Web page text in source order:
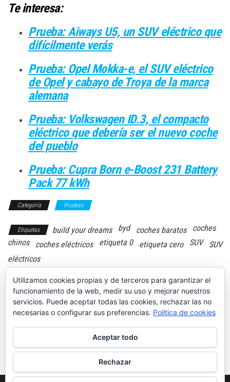
Te interesa:
Prueba: Aiways U5, un SUV eléctrico que
difícilmente verás
Prueba: Opel Mokka-e, el SUV eléctrico
de Opel y cabayo de Troya de la marca
alemana
Prueba: Volkswagen ID.3, el compacto
eléctrico que debería ser el nuevo coche
del pueblo
Prueba: Cupra Born e-Boost 231 Battery
Pack 77 kWh
Categoría Pruebas
Etiquetas build your dreams byd coches baratos
coches
chinos
coches eléctricos etiqueta 0 etiqueta cero SUV
SUV
eléctricos
Los mejores
coches por
Los 5 mejores
coches híbridos
que puedes
comprar
Utilizamos cookies propias y de terceros para garantizar el
funcionamiento de la web, medir su uso y mejorar nuestros
servicios. Puede aceptar todas las cookies, rechazar las no
necesarias o configurar sus preferencias. Política de cookies
Aceptar todo
Rechazar